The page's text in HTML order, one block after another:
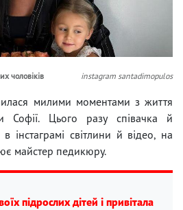
чоловіків instagram santadimopulos
милими моментами з життя
Софії. Цього разу співачка й
інстаграмі світлини й відео, на
майстер педикюру.
підрослих дітей і привітала